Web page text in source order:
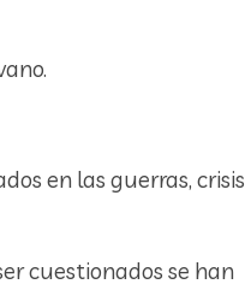
en las guerras, crisis
cuestionados se han